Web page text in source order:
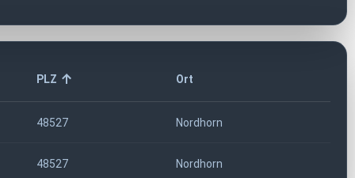
PLZ Ort
48527 Nordhorn
48527 Nordhorn